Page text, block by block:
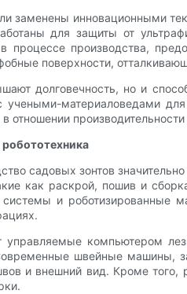
заменены инновационными
для защиты от
производства,
поверхности,
долговечность, но и
учеными-материаловедами
производительности
садовых зонтов
как раскрой, пошив и
и
управляемые компьютером
швейные машины,
и внешний вид. Кроме